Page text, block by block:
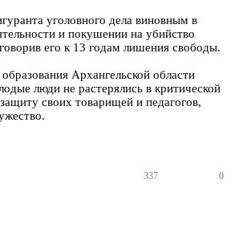
уголовного дела виновным в
и покушении на убийство
его к 13 годам лишения свободы.
Архангельской области
люди не растерялись в критической
своих товарищей и педагогов,
337 0